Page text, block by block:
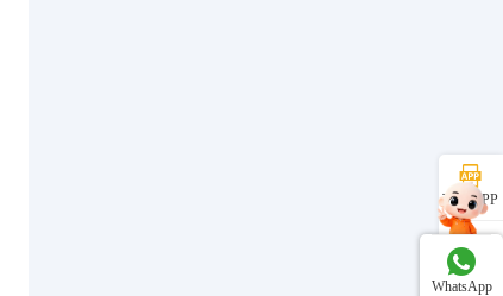
下載APP
線上客服
WhatsApp